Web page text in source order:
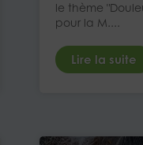
le thème
pour la M....
Lire la suite